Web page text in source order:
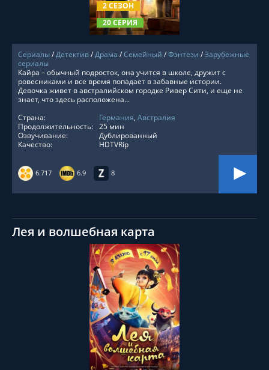
2 СЕЗОН
20 СЕРИЯ
Сериалы/Детектив/Драма /Семейный /Фэнтези /Зарубежные
сериалы
6.717 6.9 8
Кайра – обычный подросток, она учится в школе, дружит с
ровесниками и все время попадает в забавные истории.
Девочка живет в австралийском городке Ривер Сити, и еще не
знает, что здесь расположена...
Страна:
Германия, Австралия
Продолжительность: 25 мин
Озвучивание:
Дублированный
Качество:
HDTVRip
Лея и волшебная карта
СМОТРЕТЬ ОНЛАЙН